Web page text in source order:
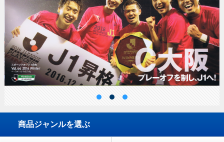
商品ジャンルを選ぶ